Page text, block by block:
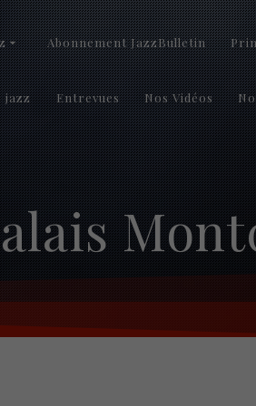
Abonnement JazzBulletin
jazz Entrevues Nos Vidéos